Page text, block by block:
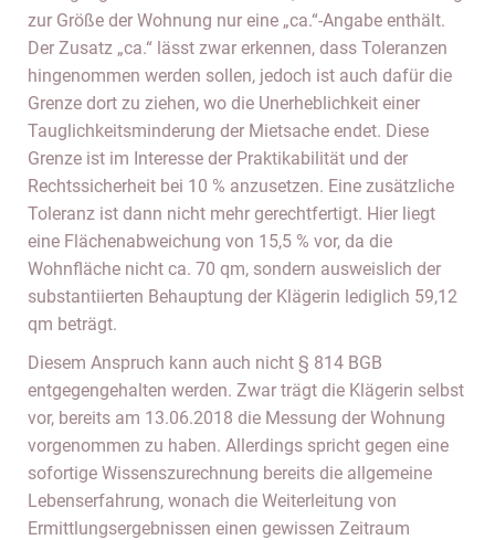
zur Größe der Wohnung nur eine „ca.“-Angabe enthält.
Der Zusatz „ca.“ lässt zwar erkennen, dass Toleranzen
hingenommen werden sollen, jedoch ist auch dafür die
Grenze dort zu ziehen, wo die Unerheblichkeit einer
Tauglichkeitsminderung der Mietsache endet. Diese
Grenze ist im Interesse der Praktikabilität und der
Rechtssicherheit bei 10 % anzusetzen. Eine zusätzliche
Toleranz ist dann nicht mehr gerechtfertigt. Hier liegt
eine Flächenabweichung von 15,5 % vor, da die
Wohnfläche nicht ca. 70 qm, sondern ausweislich der
substantiierten Behauptung der Klägerin lediglich 59,12
qm beträgt.
Diesem Anspruch kann auch nicht § 814 BGB
entgegengehalten werden. Zwar trägt die Klägerin selbst
vor, bereits am 13.06.2018 die Messung der Wohnung
vorgenommen zu haben. Allerdings spricht gegen eine
sofortige Wissenszurechnung bereits die allgemeine
Lebenserfahrung, wonach die Weiterleitung von
Ermittlungsergebnissen einen gewissen Zeitraum